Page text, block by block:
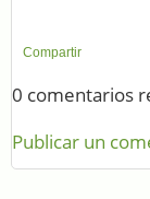
Compartir
0 comentarios
Publicar un